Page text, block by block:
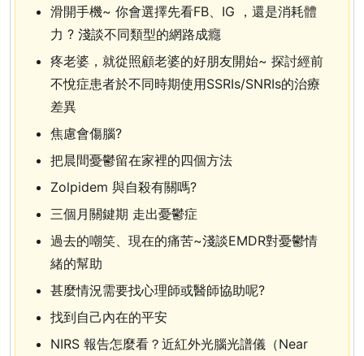
滑開手機~ 你會選擇先看FB、IG ，還是消耗體
力 ? 淺談不同類型的網路成癮
疼老婆，就從照顧老婆的好朋友開始~ 探討經前
不悅症患者於不同時期使用SSRIs/SNRIs的治療
差異
焦慮會傷腦?
把晨間憂鬱留在家裡的四個方法
Zolpidem 與自殺有關嗎?
三個月關鍵期 走出憂鬱症
過去的嘲笑、現在的痛苦~淺談EMDR對憂鬱情
緒的幫助
甚麼情況需要找心理師或醫師協助呢?
找到自己內在的平安
NIRS 報告怎麼看？近紅外光腦光譜儀（Near